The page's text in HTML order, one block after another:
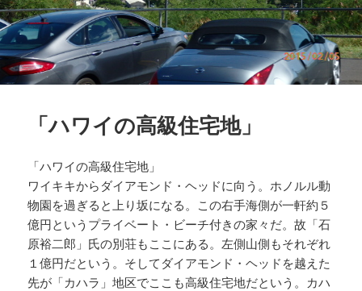
「ハワイの高級住宅地」
「ハワイの高級住宅地」
ワイキキからダイアモンド・ヘッドに向う。ホノルル動
物園を過ぎると上り坂になる。この右手海側が一軒約５
億円というプライベート・ビーチ付きの家々だ。故「石
原裕二郎」氏の別荘もここにある。左側山側もそれぞれ
１億円だという。そしてダイアモンド・ヘッドを越えた
先が「カハラ」地区でここも高級住宅地だという。カハ